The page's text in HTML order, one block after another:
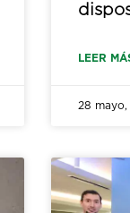
LEER
28 mayo,